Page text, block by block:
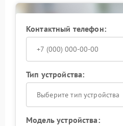
Контактный телефон:
Тип устройства:
Выберите тип устройства
Модель устройства: